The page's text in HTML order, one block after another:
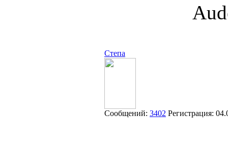
Степа
Сообщений: 3402 Регистрация: